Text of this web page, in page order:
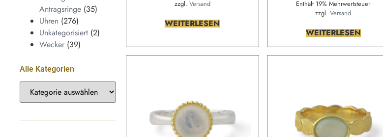
Antragsringe (35)
Uhren (276)
Unkategorisiert (2)
Wecker (39)
Alle Kategorien
zzgl. Versand
WEITERLESEN
Enthält 19% Mehrwertsteuer
zzgl.Versand
WEITERLESEN